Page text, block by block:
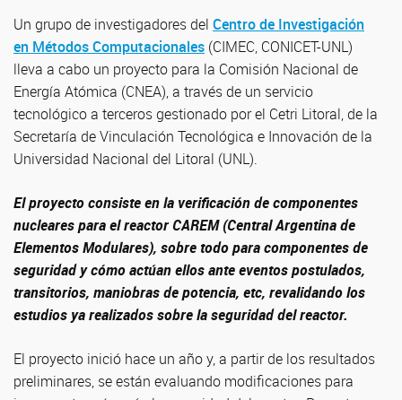
Un grupo de investigadores del Centro de Investigación
en Métodos Computacionales (CIMEC, CONICET-UNL)
lleva a cabo un proyecto para la Comisión Nacional de
Energía Atómica (CNEA), a través de un servicio
tecnológico a terceros gestionado por el Cetri Litoral, de la
Secretaría de Vinculación Tecnológica e Innovación de la
Universidad Nacional del Litoral (UNL).
El proyecto consiste en la verificación de componentes
nucleares para el reactor CAREM (Central Argentina de
Elementos Modulares), sobre todo para componentes de
seguridad y cómo actúan ellos ante eventos postulados,
transitorios, maniobras de potencia, etc, revalidando los
estudios ya realizados sobre la seguridad del reactor.
El proyecto inició hace un año y, a partir de los resultados
preliminares, se están evaluando modificaciones para